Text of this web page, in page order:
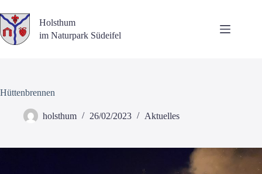
Inhalt
springen
Holsthum
im Naturpark Südeifel
Hüttenbrennen
holsthum 26/02/2023 Aktuelles